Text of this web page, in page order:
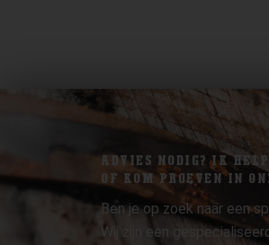
ADVIES NODIG? IK
OF KOM PROEVEN IN
Ben je op zoek naar een
Wij zijn een